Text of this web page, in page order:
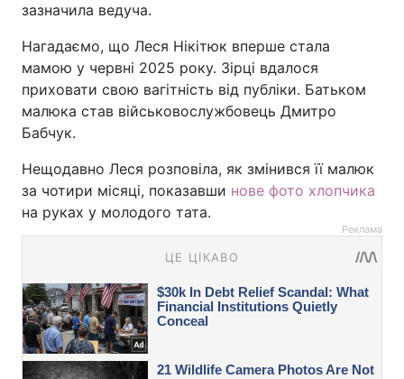
зазначила ведуча.
Нагадаємо, що Леся Нікітюк вперше стала
мамою у червні 2025 року. Зірці вдалося
приховати свою вагітність від публіки. Батьком
малюка став військовослужбовець Дмитро
Бабчук.
Нещодавно Леся розповіла, як змінився її малюк
за чотири місяці, показавши нове фото хлопчика
на руках у молодого тата.
Реклама